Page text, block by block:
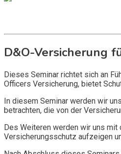
D&O-Versicherung
Dieses Seminar richtet sich an
Officers Versicherung, bietet
In diesem Seminar werden wir
betrachten, die von der
Des Weiteren werden wir uns
Versicherungsschutz aufzeigen